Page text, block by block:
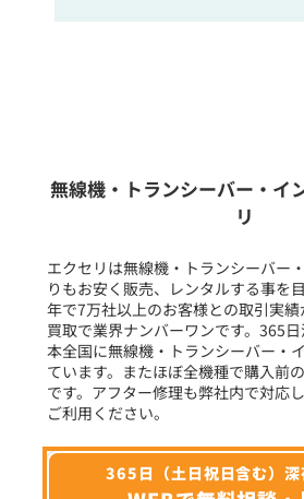
フリーワード入力(製品名
選択条件をリセッ
無線機・トランシーバー・イ
リ
エクセリは無線機・トランシーバー
りもお安く販売、レンタルする事を
年で7万社以上のお客様との取引実
買取で業界ナンバーワンです。365
本全国に無線機・トランシーバー・
ています。またほぼ全機種で購入前
です。アフター修理も弊社内で対応
ご利用ください。
365日（土日祝日含む）